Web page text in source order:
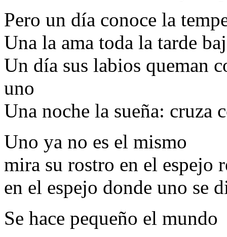
Pero un día conoce la
Una la ama toda la tarde
Un día sus labios queman
uno
Una noche la sueña: cruza
Uno ya no es el mismo
mira su rostro en el espejo
en el espejo donde uno se
Se hace pequeño el mundo